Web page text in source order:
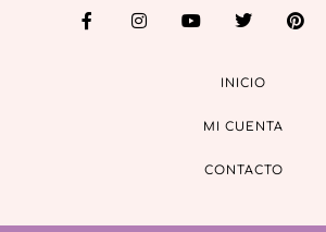
INICIO
MI CUENTA
CONTACTO